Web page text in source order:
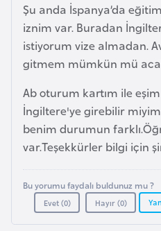
Şu anda İspanya’da
iznim var. Buradan
istiyorum vize almadan.
gitmem mümkün mü
Ab oturum kartım ile
İngiltere'ye girebilir
benim durumun
var.Teşekkürler bilgi için
Bu yorumu faydalı buldunuz mu ?
Evet (0) Hayır (0)
r
u
s
B
e
l
ç
k